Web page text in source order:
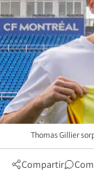
Thomas Gillier
Compartir